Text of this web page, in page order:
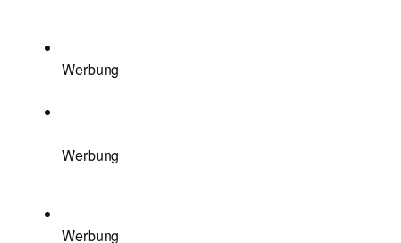
Werbung
Werbung
Werbung